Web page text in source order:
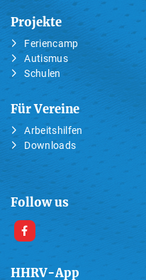
Projekte
Feriencamp
Autismus
Schulen
Für Vereine
Arbeitshilfen
Downloads
Follow us
HHRV-App